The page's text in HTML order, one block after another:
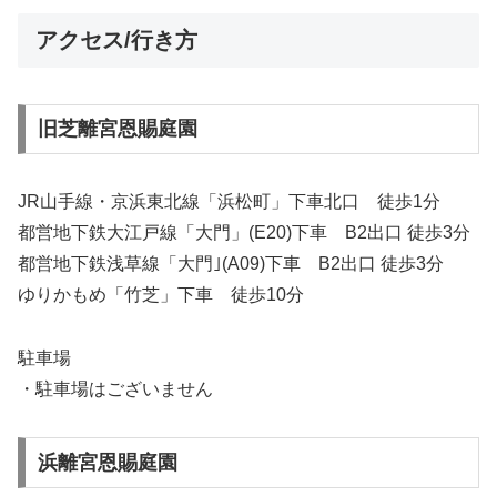
アクセス/行き方
旧芝離宮恩賜庭園
JR山手線・京浜東北線「浜松町」下車北口 徒歩1分
都営地下鉄大江戸線「大門」(E20)下車 B2出口 徒歩3分
都営地下鉄浅草線「大門｣(A09)下車 B2出口 徒歩3分
ゆりかもめ「竹芝」下車 徒歩10分
駐車場
・駐車場はございません
浜離宮恩賜庭園